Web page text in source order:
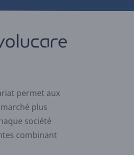
permet aux
plus
société
combinant